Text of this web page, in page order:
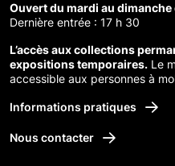
Ouvert du mardi au dimanche
Dernière entrée : 17 h 30
L’accès aux collections
expositions temporaires. Le
accessible aux personnes à
Informations pratiques
Nous contacter